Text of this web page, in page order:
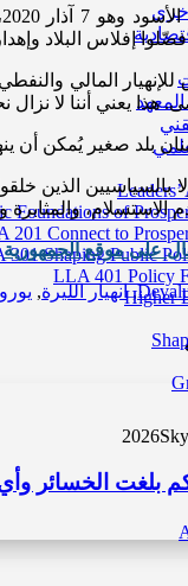
Foundations of
201 Connect to
301 Shaping Public
LLA 401 Policy
Higher
دولار في سنة واحدة فقط لدعم وهمي، لم يصل حتى إلى اللبنانيين لكن
للإنهيار المالي
هذا يعني أننا لا
بلد صغير يُمكن أن
بالسياسيين الذين
الاستسلام،
على موقع الجمهورية
,انهيار الليرة,
بلغت الخسائر